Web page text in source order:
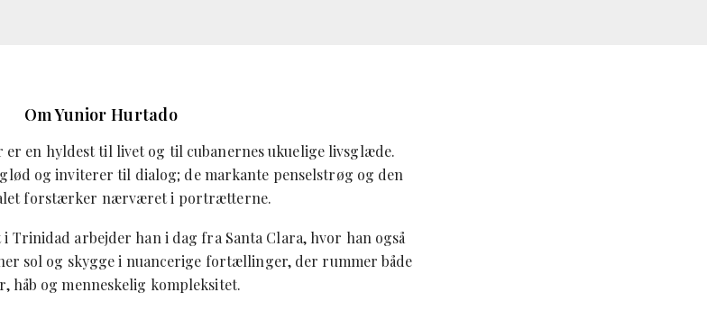
Om Yunior Hurtado
en hyldest til livet og til cubanernes ukuelige livsglæde.
og inviterer til dialog; de markante penselstrøg og den
forstærker nærværet i portrætterne.
Trinidad arbejder han i dag fra Santa Clara, hvor han også
sol og skygge i nuancerige fortællinger, der rummer både
håb og menneskelig kompleksitet.